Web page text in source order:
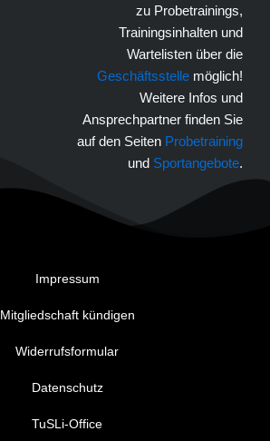
zu Probetrainings,
Trainingsinhalten und
Wartelisten über die
Geschäftsstelle möglich!
Weitere Infos und
Ansprechpartner finden Sie
auf den Seiten Probetraining
und Sportangebote.
Impressum
Mitgliedschaft kündigen
Widerrufsformular
Datenschutz
TuSLi-Office